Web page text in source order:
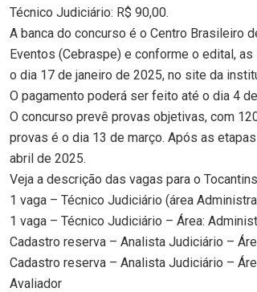
Técnico Judiciário: R$ 90,00.
A banca do concurso é o Centro Brasileiro
Eventos (Cebraspe) e conforme o edital,
o dia 17 de janeiro de 2025, no site da
O pagamento poderá ser feito até o dia 4
O concurso prevê provas objetivas, com
provas é o dia 13 de março. Após as
abril de 2025.
Veja a descrição das vagas para o
1 vaga – Técnico Judiciário (área
1 vaga – Técnico Judiciário – Área:
Cadastro reserva – Analista Judiciário –
Cadastro reserva – Analista Judiciário –
Avaliador